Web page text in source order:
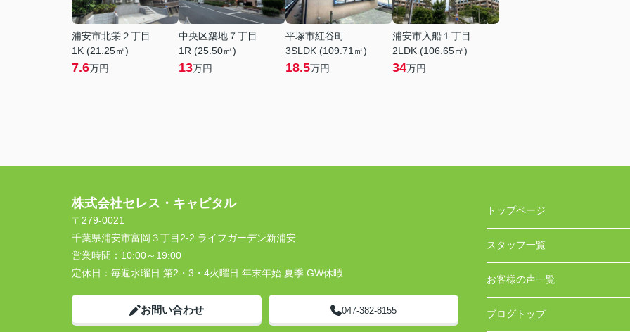
浦安市北栄２丁目
1K (21.25㎡)
7.6万円
中央区築地７丁目
1R (25.50㎡)
13万円
平塚市紅谷町
3SLDK (109.71㎡)
18.5万円
浦安市入船１丁目
2LDK (106.65㎡)
34万円
株式会社セレス・キャピタル
〒279-0021
千葉県浦安市富岡３丁目2-2 ライフガーデン新浦安
営業時間： 10:00～19:00
定休日： 毎週水曜日 第2・3・4火曜日 年末年始 夏季 GW休暇
お問い合わせ 047-382-8155
トップページ
スタッフ一覧
お客様の声一覧
ブログトップ